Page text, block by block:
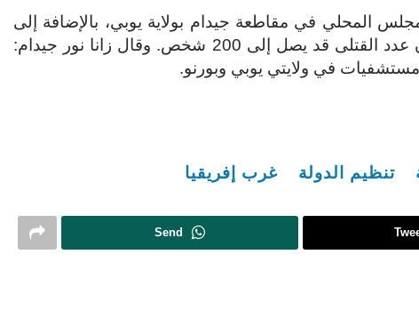
المحلي في مقاطعة جيدام بولاية يوبي، بالإضافة إلى
قد يصل إلى 200 شخص.
وقال زانا نور جيدام:
مستشفيات في ولايتي يوبي وبورنو.
تنظيم الدولة غرب إفريقيا
Send